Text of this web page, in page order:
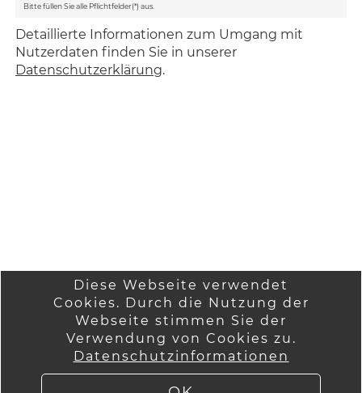
Diese Webseite verwendet
Cookies. Durch die Nutzung der
Webseite stimmen Sie der
Verwendung von Cookies zu.
Datenschutzinformationen
Bitte füllen Sie alle Pflichtfelder(*) aus.
Detaillierte Informationen zum Umgang mit
Nutzerdaten finden Sie in unserer
Datenschutzerklärung.
Startseite
Anmelden
Versandinformatio
Wir über uns
AGB
Kontakt